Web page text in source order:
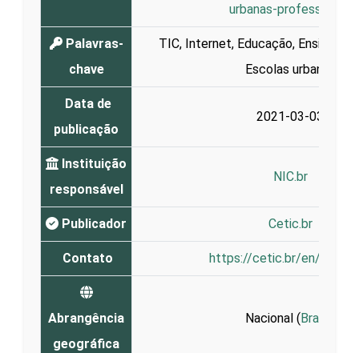
urbanas-professores/
Palavras-
chave
TIC, Internet, Educação, Ensino
Escolas urbanas
Data de
publicação
2021-03-03
Instituição
responsável
NIC.br
Publicador Cetic.br
Contato https://cetic.br/en/
Abrangência
geográfica
Nacional (Brasil